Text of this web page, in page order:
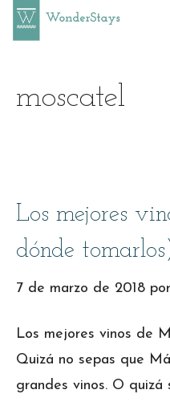
Saltar
moscatel
Los mejores
dónde
7 de marzo de 2018 por
Los mejores vinos de
Quizá no sepas que
grandes vinos. O quizá